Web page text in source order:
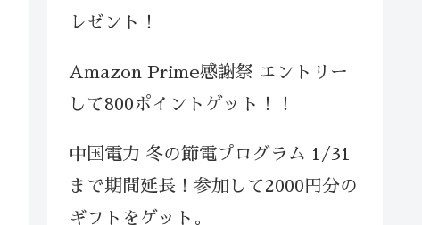
レゼント！
Amazon Prime感謝祭 エントリー
して800ポイントゲット！！
中国電力 冬の節電プログラム 1/31
まで期間延長！参加して2000円分の
ギフトをゲット。